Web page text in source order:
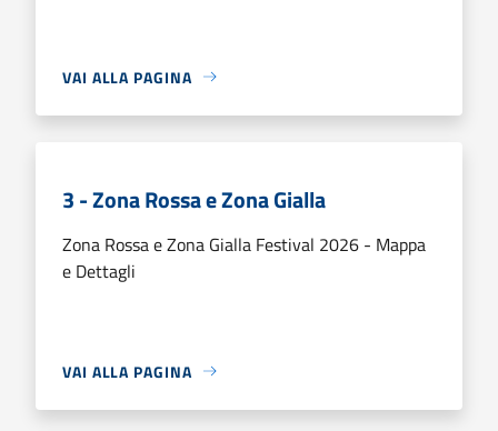
VAI ALLA PAGINA
3 - Zona Rossa e Zona Gialla
Zona Rossa e Zona Gialla Festival 2026 - Mappa
e Dettagli
VAI ALLA PAGINA